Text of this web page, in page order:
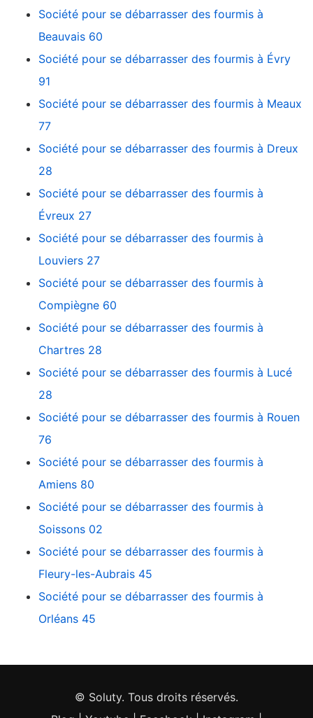
Société pour se débarrasser des fourmis à
Beauvais 60
Société pour se débarrasser des fourmis à Évry
91
Société pour se débarrasser des fourmis à Meaux
77
Société pour se débarrasser des fourmis à Dreux
28
Société pour se débarrasser des fourmis à
Évreux 27
Société pour se débarrasser des fourmis à
Louviers 27
Société pour se débarrasser des fourmis à
Compiègne 60
Société pour se débarrasser des fourmis à
Chartres 28
Société pour se débarrasser des fourmis à Lucé
28
Société pour se débarrasser des fourmis à Rouen
76
Société pour se débarrasser des fourmis à
Amiens 80
Société pour se débarrasser des fourmis à
Soissons 02
Société pour se débarrasser des fourmis à
Fleury-les-Aubrais 45
Société pour se débarrasser des fourmis à
Orléans 45
© Soluty. Tous droits réservés.